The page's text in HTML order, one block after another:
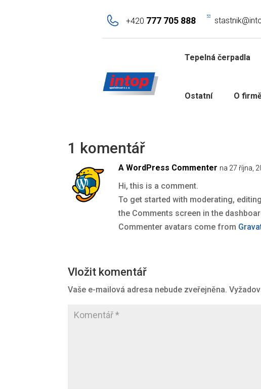
Tepelná čerpadla
Ostatní O
+420 777 705 888
Hello world!
Říj 27, 2025 |
Welcome to WordPress. This is your first post.
1 komentář
A WordPress Commenter na 27 října,
Hi, this is a comment.
To get started with moderating,
the Comments screen in the
Commenter avatars come from
Vložit komentář
Vaše e-mailová adresa nebude zveřejněna.